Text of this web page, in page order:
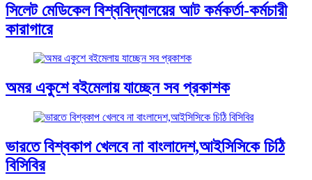
সিলেট মেডিকেল বিশ্ববিদ্যালয়ের আট কর্মকর্তা-কর্মচারী
কারাগারে
অমর একুশে বইমেলায় যাচ্ছেন সব প্রকাশক
ভারতে বিশ্বকাপ খেলবে না বাংলাদেশ,আইসিসিকে চিঠি
বিসিবির